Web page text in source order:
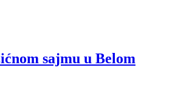
sajmu u Belom